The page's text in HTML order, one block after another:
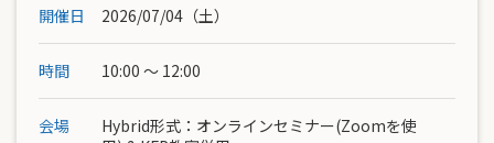
開催日 2026/07/04（土）
時間 10:00 ～ 12:00
会場
Hybrid形式：オンラインセミナー(Zoomを使